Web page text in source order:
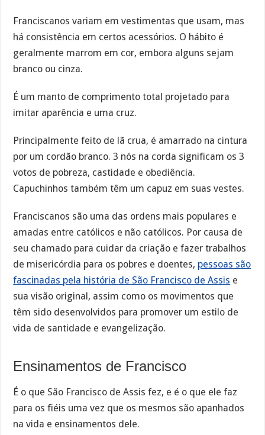
Franciscanos variam em vestimentas que usam, mas
há consistência em certos acessórios. O hábito é
geralmente marrom em cor, embora alguns sejam
branco ou cinza.
É um manto de comprimento total projetado para
imitar aparência e uma cruz.
Principalmente feito de lã crua, é amarrado na cintura
por um cordão branco. 3 nós na corda significam os 3
votos de pobreza, castidade e obediência.
Capuchinhos também têm um capuz em suas vestes.
Franciscanos são uma das ordens mais populares e
amadas entre católicos e não católicos. Por causa de
seu chamado para cuidar da criação e fazer trabalhos
de misericórdia para os pobres e doentes, pessoas são
fascinadas pela história de São Francisco de Assis e
sua visão original, assim como os movimentos que
têm sido desenvolvidos para promover um estilo de
vida de santidade e evangelização.
Ensinamentos de Francisco
É o que São Francisco de Assis fez, e é o que ele faz
para os fiéis uma vez que os mesmos são apanhados
na vida e ensinamentos dele.